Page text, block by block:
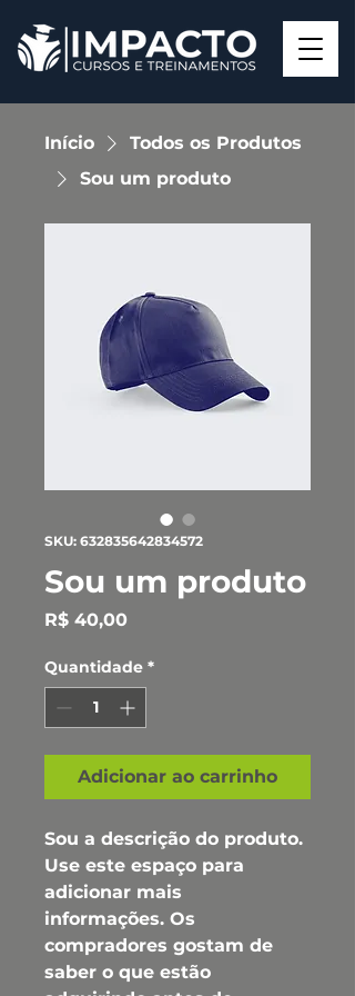
Início
Todos os Produtos
Sou um produto
SKU: 632835642834572
Sou um produto
R$ 40,00Preço
Quantidade *
Adicionar ao carrinho
Sou a descrição do produto.
Use este espaço para
adicionar mais
informações. Os
compradores gostam de
saber o que estão